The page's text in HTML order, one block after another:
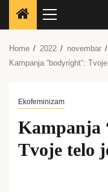
Primary
Menu
Home 2022 novembar
Kampanja “bodyright“:
Ekofeminizam
Kampanja
Tvoje telo